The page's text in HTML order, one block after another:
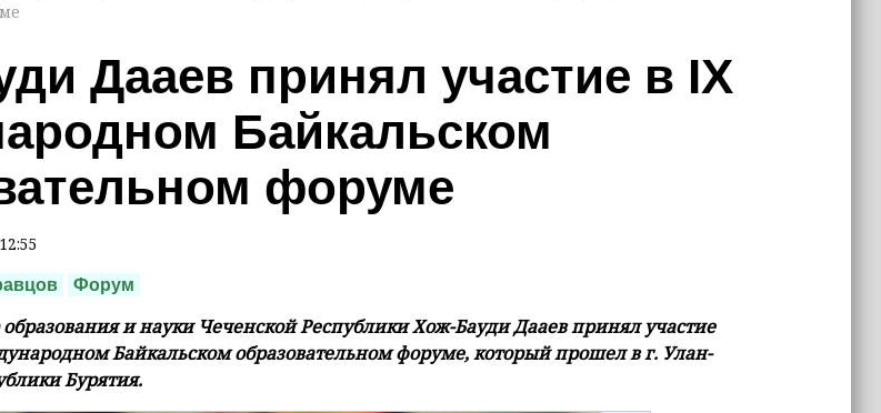
Дааев принял участие в IX
Байкальском
форуме
Форум
и науки Чеченской Республики Хож-Бауди Дааев принял участие
Байкальском образовательном форуме, который прошел в г. Улан-
Бурятия.